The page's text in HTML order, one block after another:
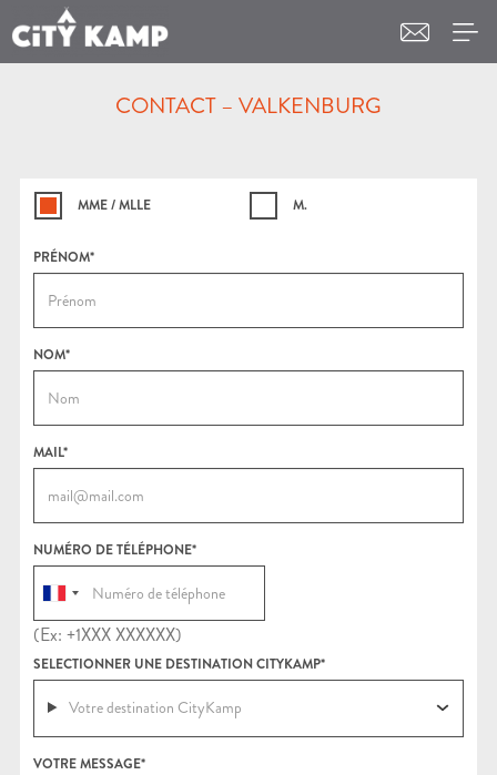
CONTACT – VALKENBURG
MME / MLLE M.
SELECTIONNER UNE DESTINATION CITYKAMP*
Votre destination CityKamp
PRÉNOM*
NOM*
MAIL*
NUMÉRO DE TÉLÉPHONE*
(Ex: +1XXX XXXXXX)
VOTRE MESSAGE*